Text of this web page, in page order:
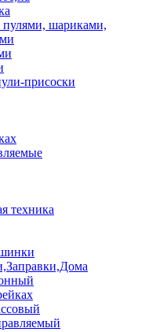
шариками,
присоски
техника